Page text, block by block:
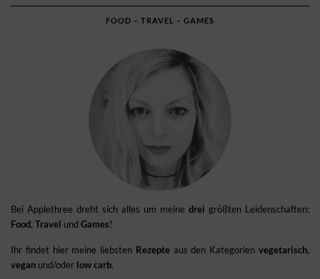
FOOD – TRAVEL – GAMES
Bei Applethree dreht sich alles um meine drei größten Leidenschaften:
Food, Travel und Games!
Ihr findet hier meine liebsten Rezepteaus den Kategorienvegetarisch,
vegan und/oder low carb.